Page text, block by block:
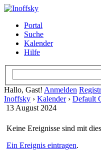
Portal
Suche
Kalender
Hilfe
Hallo, Gast! Anmelden
Inoffsky › Kalender› Default
13 August 2024
Keine Ereignisse sind mit
Ein Ereignis eintragen.